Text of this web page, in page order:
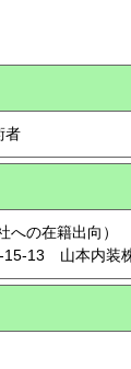
者
への在籍出向）
15-13 山本内装